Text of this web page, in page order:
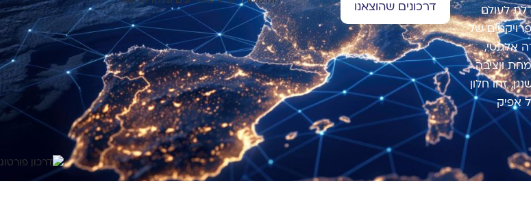
לעולם
של
אלגנטי,
ויציבה.
זהו חלון
אפיק
דרכונים שהוצאנו